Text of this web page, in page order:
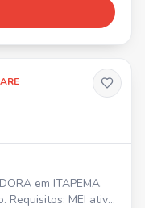
2 consultas
nutricionista,